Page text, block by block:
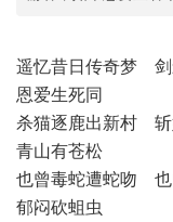
遥忆昔日传奇梦
恩爱生死同
杀猫逐鹿出新村
青山有苍松
也曾毒蛇遭蛇吻
郁闷砍蛆虫